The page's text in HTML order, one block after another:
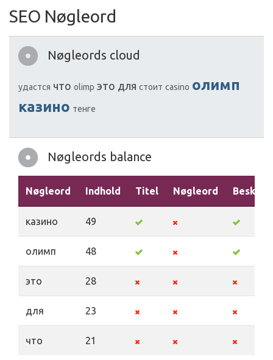
SEO Nøgleord
Nøgleords cloud
удастся что olimp это для стоит casino олимп
казино тенге
Nøgleords balance
Nøgleord Indhold Titel Nøgleord
казино 49
олимп 48
это 28
для 23
что 21